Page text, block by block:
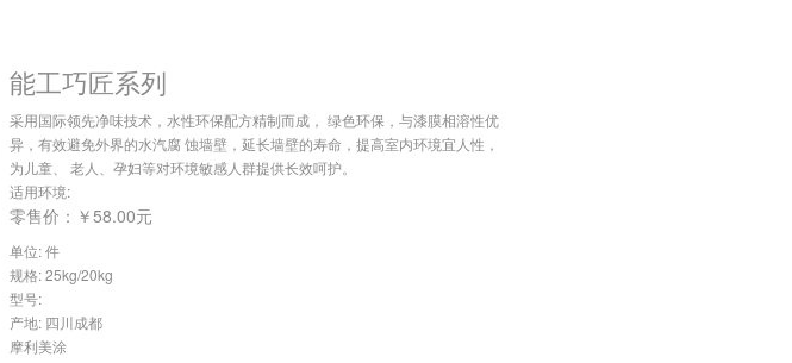
能工巧匠系列
采用国际领先净味技术，水性环保配方精制而成， 绿色环保，与漆膜相溶性优
异，有效避免外界的水汽腐 蚀墙壁，延长墙壁的寿命，提高室内环境宜人性，
为儿童、 老人、孕妇等对环境敏感人群提供长效呵护。
适用环境:
零售价：￥58.00元
单位: 件
规格: 25kg/20kg
型号:
产地: 四川成都
摩利美涂